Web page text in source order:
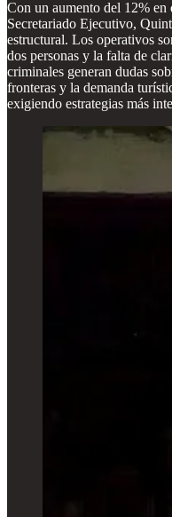
Con un aumento del 12% en
Secretariado Ejecutivo,
estructural. Los operativos
dos personas y la falta de
criminales generan dudas
fronteras y la demanda
exigiendo estrategias más